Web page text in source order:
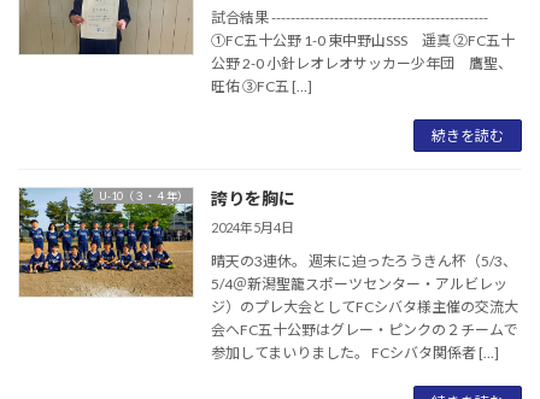
試合結果 ---------------------------------------------
①FC五十公野 1-0 東中野山SSS 遥真 ②FC五十
公野 2-0 小針レオレオサッカー少年団 鷹聖、
旺佑 ③FC五 […]
続きを読む
U-10（３・４年） 誇りを胸に
2024年5月4日
晴天の3連休。 週末に迫ったろうきん杯（5/3、
5/4＠新潟聖籠スポーツセンター・アルビレッ
ジ）のプレ大会としてFCシバタ様主催の交流大
会へFC五十公野はグレー・ピンクの２チームで
参加してまいりました。 FCシバタ関係者 […]